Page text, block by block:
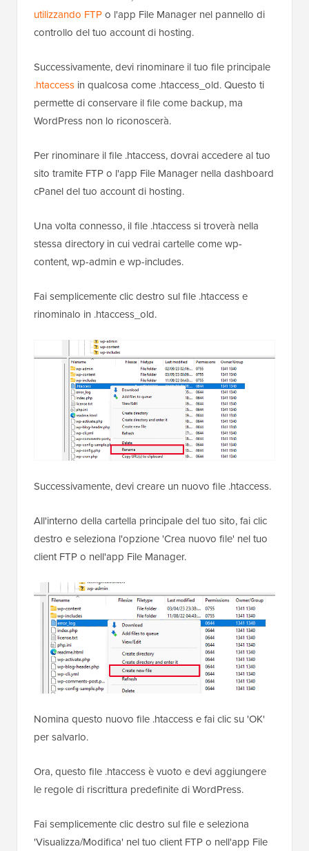
utilizzando FTPo l'app File Manager nel pannello di
controllo del tuo account di hosting.
Successivamente, devi rinominare il tuo file principale
.htaccess in qualcosa come .htaccess_old. Questo ti
permette di conservare il file come backup, ma
WordPress non lo riconoscerà.
Per rinominare il file .htaccess, dovrai accedere al tuo
sito tramite FTP o l'app File Manager nella dashboard
cPanel del tuo account di hosting.
Una volta connesso, il file .htaccess si troverà nella
stessa directory in cui vedrai cartelle come wp-
content, wp-admin e wp-includes.
Fai semplicemente clic destro sul file .htaccess e
rinominalo in .htaccess_old.
Successivamente, devi creare un nuovo file .htaccess.
All'interno della cartella principale del tuo sito, fai clic
destro e seleziona l'opzione 'Crea nuovo file' nel tuo
client FTP o nell'app File Manager.
Nomina questo nuovo file .htaccess e fai clic su 'OK'
per salvarlo.
Ora, questo file .htaccess è vuoto e devi aggiungere
le regole di riscrittura predefinite di WordPress.
Fai semplicemente clic destro sul file e seleziona
'Visualizza/Modifica' nel tuo client FTP o nell'app File